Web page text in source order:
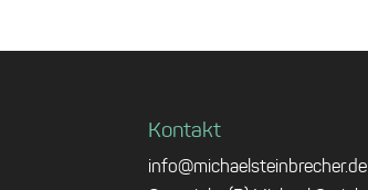
Kontakt
info@michaelsteinbrecher.de